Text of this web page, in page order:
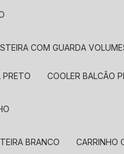
COM GUARDA
PRETO COOLER BALCÃO
BRANCO